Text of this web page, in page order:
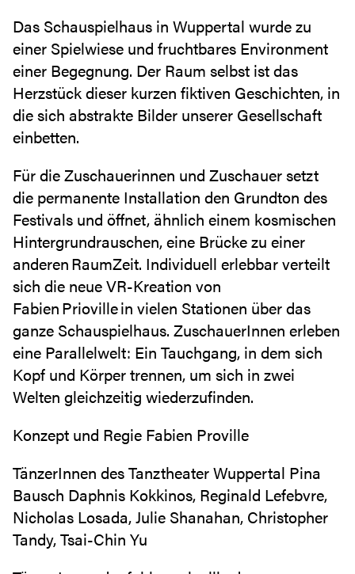
Das Schauspielhaus in Wuppertal wurde zu
einer Spielwiese und fruchtbares Environment
einer Begegnung. Der Raum selbst ist das
Herzstück dieser kurzen fiktiven Geschichten, in
die sich abstrakte Bilder unserer Gesellschaft
einbetten.
Für die Zuschauerinnen und Zuschauer setzt
die permanente Installation den Grundton des
Festivals und öffnet, ähnlich einem kosmischen
Hintergrundrauschen, eine Brücke zu einer
anderen RaumZeit. Individuell erlebbar verteilt
sich die neue VR-Kreation von
Fabien Prioville in vielen Stationen über das
ganze Schauspielhaus. ZuschauerInnen erleben
eine Parallelwelt: Ein Tauchgang, in dem sich
Kopf und Körper trennen, um sich in zwei
Welten gleichzeitig wiederzufinden.
Konzept und Regie Fabien Proville
TänzerInnen des Tanztheater Wuppertal Pina
Bausch Daphnis Kokkinos, Reginald Lefebvre,
Nicholas Losada, Julie Shanahan, Christopher
Tandy, Tsai-Chin Yu